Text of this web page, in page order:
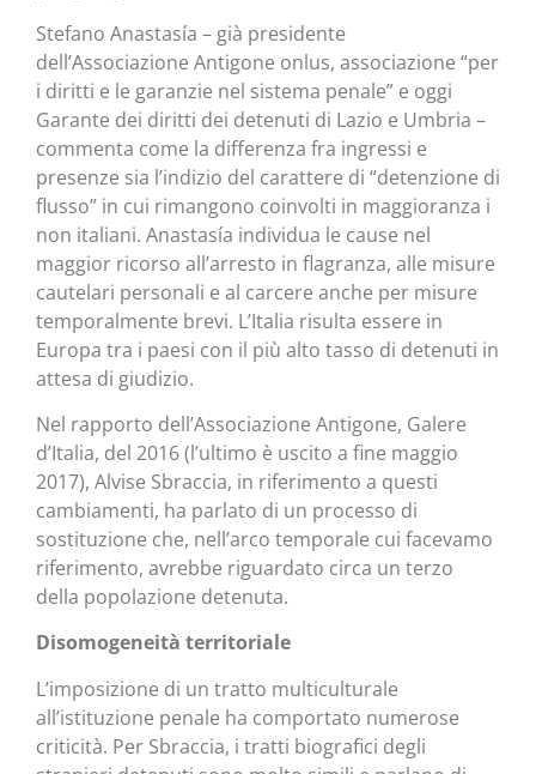
Stefano Anastasía – già presidente
dell’Associazione Antigone onlus, associazione “per
i diritti e le garanzie nel sistema penale” e oggi
Garante dei diritti dei detenuti di Lazio e Umbria –
commenta come la differenza fra ingressi e
presenze sia l’indizio del carattere di “detenzione di
flusso” in cui rimangono coinvolti in maggioranza i
non italiani. Anastasía individua le cause nel
maggior ricorso all’arresto in flagranza, alle misure
cautelari personali e al carcere anche per misure
temporalmente brevi. L’Italia risulta essere in
Europa tra i paesi con il più alto tasso di detenuti in
attesa di giudizio.
Nel rapporto dell’Associazione Antigone, Galere
d’Italia, del 2016 (l’ultimo è uscito a fine maggio
2017), Alvise Sbraccia, in riferimento a questi
cambiamenti, ha parlato di un processo di
sostituzione che, nell’arco temporale cui facevamo
riferimento, avrebbe riguardato circa un terzo
della popolazione detenuta.
Disomogeneità territoriale
L’imposizione di un tratto multiculturale
all’istituzione penale ha comportato numerose
criticità. Per Sbraccia, i tratti biografici degli